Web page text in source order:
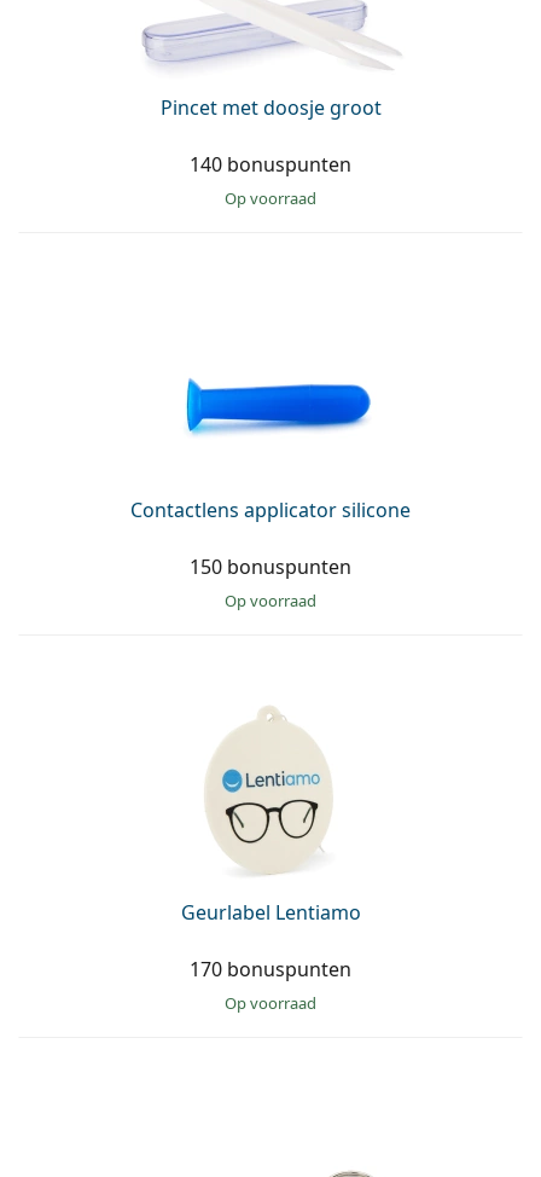
Pincet met doosje groot
140 bonuspunten
op voorraad
Contactlens applicator silicone
150 bonuspunten
op voorraad
Geurlabel Lentiamo
170 bonuspunten
op voorraad